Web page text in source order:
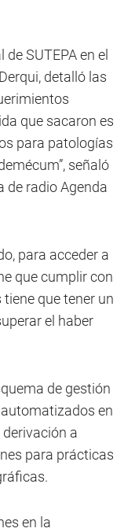
SUTEPA en el
detalló las
que sacaron es
para patologías
señaló
de radio Agenda
para acceder a
que cumplir con
que tener un
el haber
de gestión
en
a
para prácticas
en la